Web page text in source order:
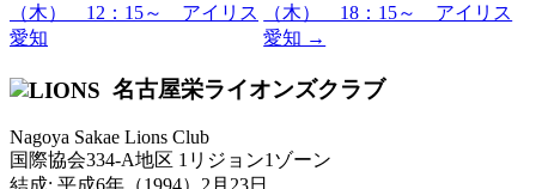
（木） 12：15～ アイリス
愛知
（木） 18：15～ アイリス
愛知 →
名古屋栄ライオンズクラブ
Nagoya Sakae Lions Club
国際協会334-A地区 1リジョン1ゾーン